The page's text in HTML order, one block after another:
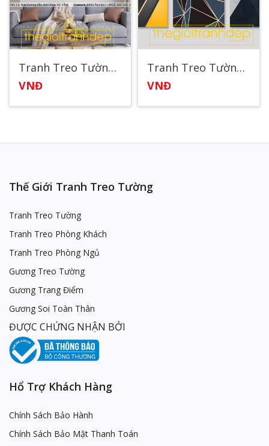
Tranh Treo Tường Canvas Nghệ Thuật Trừu Tượng
VNĐ
Tranh Treo Tường Canvas Nghệ Thuật Hình Khối 3
VNĐ
Thế Giới Tranh Treo Tường
Tranh Treo Tường
Tranh Treo Phòng Khách
Tranh Treo Phòng Ngủ
Gương Treo Tường
Gương Trang Điểm
Gương Soi Toàn Thân
ĐƯỢC CHỨNG NHẬN BỞI
Hổ Trợ Khách Hàng
Chính Sách Bảo Hành
Chính Sách Bảo Mật Thanh Toán